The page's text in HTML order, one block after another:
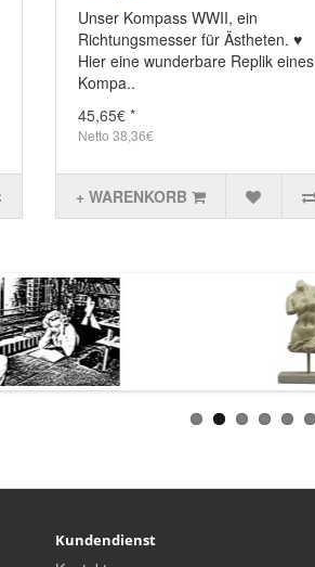
Unser Kompass WWII, ein
Richtungsmesser für Ästheten. ♥
Hier eine wunderbare Replik eines
Kompa..
45,65€ *
Netto 38,36€
+ WARENKORB
Kundendienst